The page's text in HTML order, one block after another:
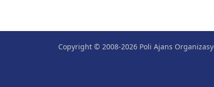
Copyright © 2008-2026 Poli Ajans